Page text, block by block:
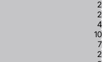
2
2
4
10
7
2